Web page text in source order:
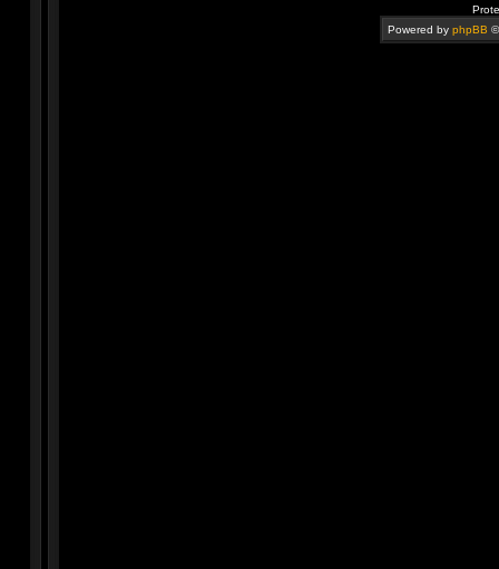
Powered by phpBB